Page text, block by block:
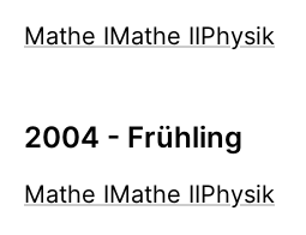
Mathe IMathe IIPhysik
2004 - Frühling
Mathe IMathe IIPhysik